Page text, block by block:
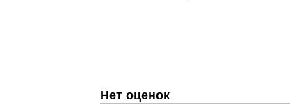
Нет оценок